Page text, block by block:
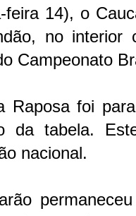
feira 14), o
no interior
Campeonato
Raposa foi
da tabela.
nacional.